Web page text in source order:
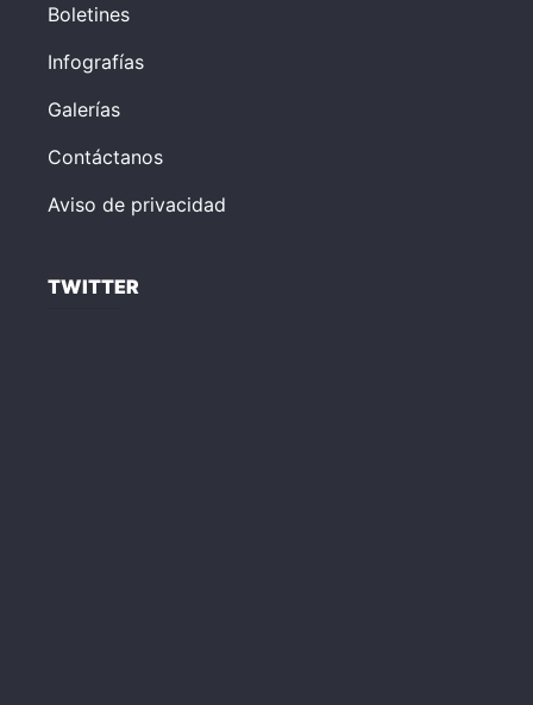
Boletines
Infografías
Galerías
Contáctanos
Aviso de privacidad
TWITTER